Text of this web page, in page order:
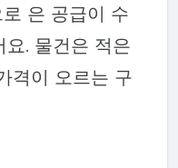
은 공급이 수
요. 물건은 적은
격이 오르는 구